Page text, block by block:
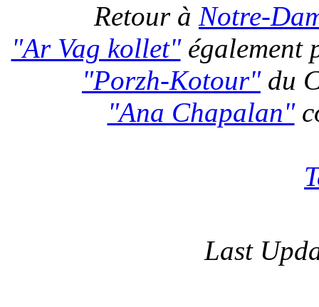
Retour à Notre-
"Ar Vag kollet"également
"Porzh-Kotour"du
"Ana Chapalan"
Last